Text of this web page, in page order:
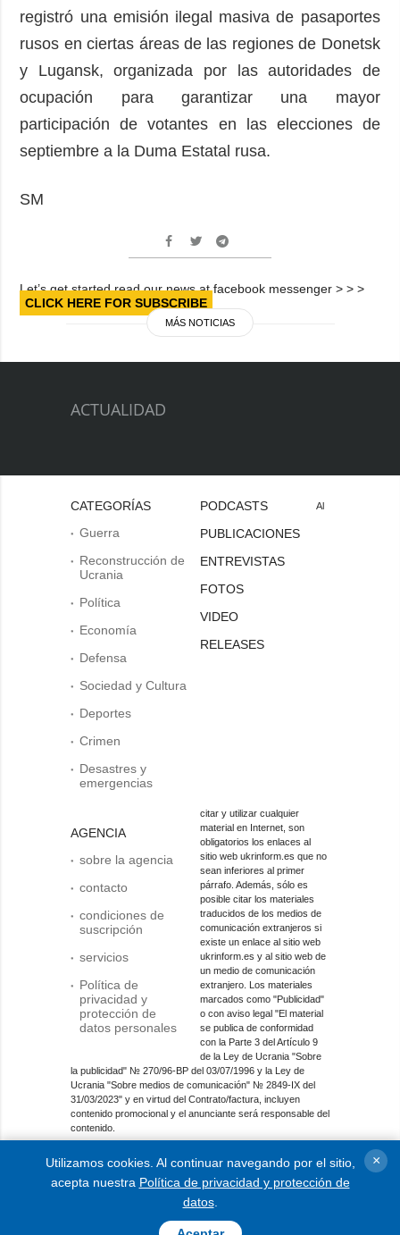
registró una emisión ilegal masiva de pasaportes
rusos en ciertas áreas de las regiones de Donetsk
y Lugansk, organizada por las autoridades de
ocupación para garantizar una mayor
participación de votantes en las elecciones de
septiembre a la Duma Estatal rusa.
SM
Let’s get started read our news at facebook messenger > > >
CLICK HERE FOR SUBSCRIBE
MÁS NOTICIAS
ACTUALIDAD
CATEGORÍAS
Guerra
Reconstrucción de
Ucrania
Política
Economía
Defensa
Sociedad y Cultura
Deportes
Crimen
Desastres y
emergencias
AGENCIA
sobre la agencia
contacto
condiciones de
suscripción
servicios
Política de
privacidad y
protección de
datos personales
PODCASTS
PUBLICACIONES
ENTREVISTAS
FOTOS
VIDEO
RELEASES
Al
citar y utilizar cualquier
material en Internet, son
obligatorios los enlaces al
sitio web ukrinform.es que no
sean inferiores al primer
párrafo. Además, sólo es
posible citar los materiales
traducidos de los medios de
comunicación extranjeros si
existe un enlace al sitio web
ukrinform.es y al sitio web de
un medio de comunicación
extranjero. Los materiales
marcados como "Publicidad"
o con aviso legal "El material
se publica de conformidad
con la Parte 3 del Artículo 9
de la Ley de Ucrania "Sobre
la publicidad" № 270/96-ВР del 03/07/1996 y la Ley de
Ucrania "Sobre medios de comunicación" № 2849-IX del
31/03/2023" y en virtud del Contrato/factura, incluyen
contenido promocional y el anunciante será responsable del
contenido.
Entidad de medios en línea; identificador de medios: R40-
01421.
© 2015-2026 Ukrinform. Todos los derechos reservados.
Utilizamos cookies. Al continuar navegando por el sitio,
acepta nuestra Política de privacidad y protección de
datos.
×